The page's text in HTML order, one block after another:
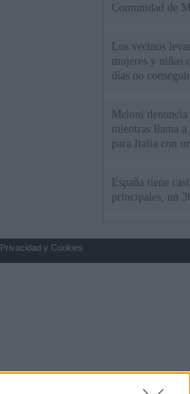
Comunidad de
Los vecinos
mujeres y niñas
días no
Meloni
mientras llama
para Italia con
España tiene
principales, un
Privacidad y Cookies